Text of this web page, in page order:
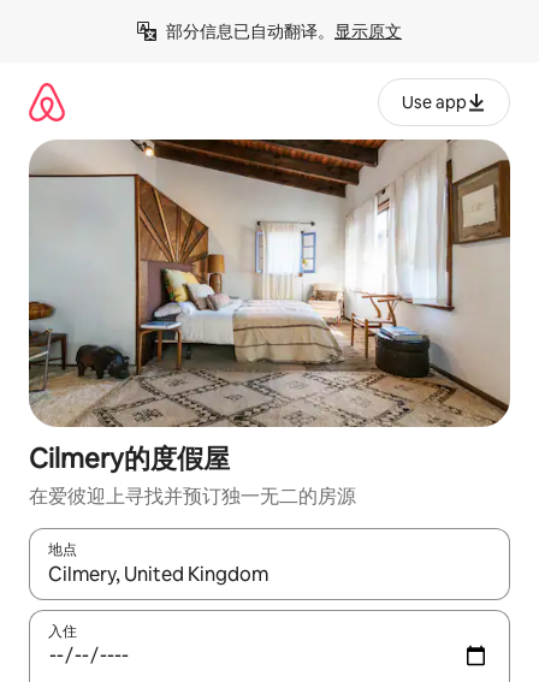
部分信息已自动翻译。 显示原文
Use app
Cilmery的度假屋
在爱彼迎上寻找并预订独一无二的房源
地点
如有搜索结果，请使用上下方向键查看，或通过点击或滑动手势
入住